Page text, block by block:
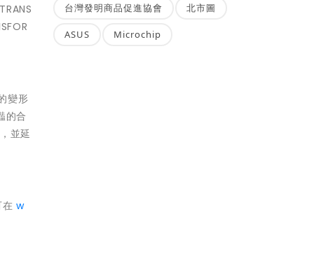
變形
的合
並延
在w
台灣發明商品促進協會 北市圖
ASUS Microchip